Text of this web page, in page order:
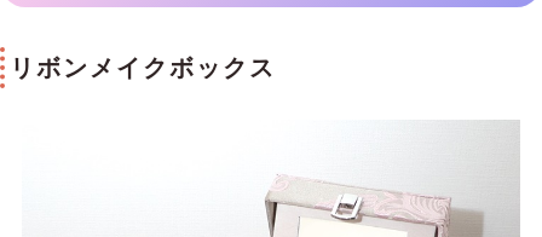
リボンメイクボックス